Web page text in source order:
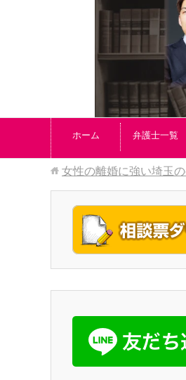
ホーム 弁護士一覧
女性の離婚に強い埼玉